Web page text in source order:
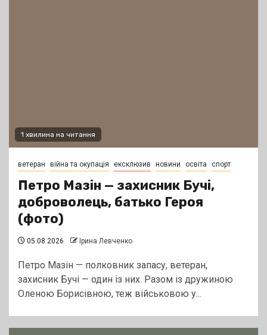
1 хвилина на читання
ветеран війна та окупація ексклюзив новини освіта спорт
Петро Мазін — захисник Бучі,
доброволець, батько Героя
(фото)
05.08.2026 Ірина Левченко
Петро Мазін — полковник запасу, ветеран,
захисник Бучі — один із них. Разом із дружиною
Оленою Борисівною, теж військовою у...